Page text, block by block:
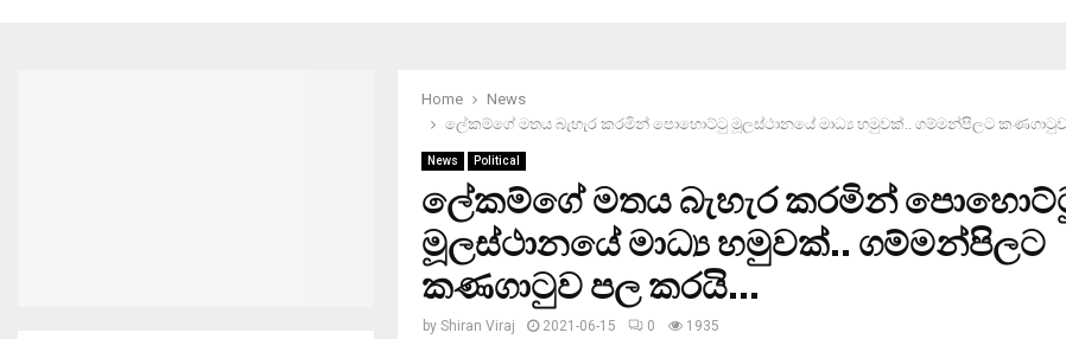
Home
News
ලේකම්ගේ මතය බැහැර කරමින් පොහොට්ටු මූලස්ථානයේ මාධ්‍ය හමුවක්.. ගම්මන්පිලට
News Political
ලේකම්ගේ මතය බැහැර කරමින්
මූලස්ථානයේ මාධ්‍ය හමුවක්.. ගම්මන්පිලට
කණගාටුව පල කරයි…
by Shiran Viraj 2021-06-15 0 1935